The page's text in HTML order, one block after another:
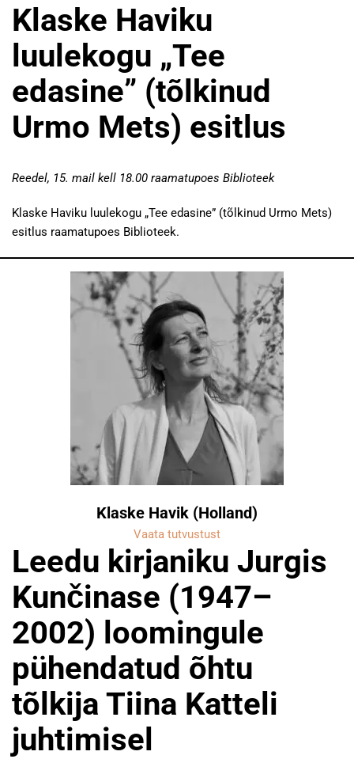
Klaske Haviku
luulekogu „Tee
edasine” (tõlkinud
Urmo Mets) esitlus
Reedel, 15. mail kell 18.00 raamatupoes Biblioteek
Klaske Haviku luulekogu „Tee edasine” (tõlkinud Urmo Mets)
esitlus raamatupoes Biblioteek.
Klaske Havik (Holland)
Vaata tutvustust
Leedu kirjaniku Jurgis
Kunčinase (1947–
2002) loomingule
pühendatud õhtu
tõlkija Tiina Katteli
juhtimisel